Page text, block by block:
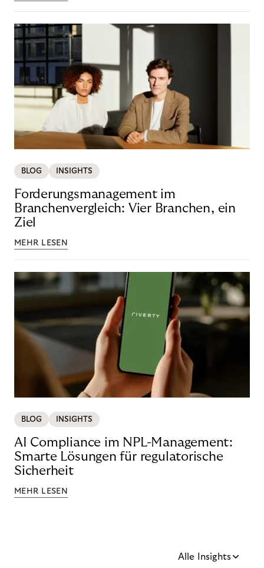
BLOG INSIGHTS
Forderungsmanagement im
Branchenvergleich: Vier Branchen, ein
Ziel
MEHR LESEN
BLOG INSIGHTS
AI Compliance im NPL-Management:
Smarte Lösungen für regulatorische
Sicherheit
MEHR LESEN
Alle Insights